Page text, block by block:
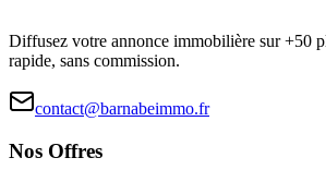
Diffusez votre annonce immobilière sur +50
rapide, sans commission.
contact@barnabeimmo.fr
Nos Offres